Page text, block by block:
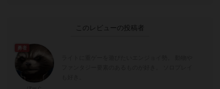
このレビューの投稿者